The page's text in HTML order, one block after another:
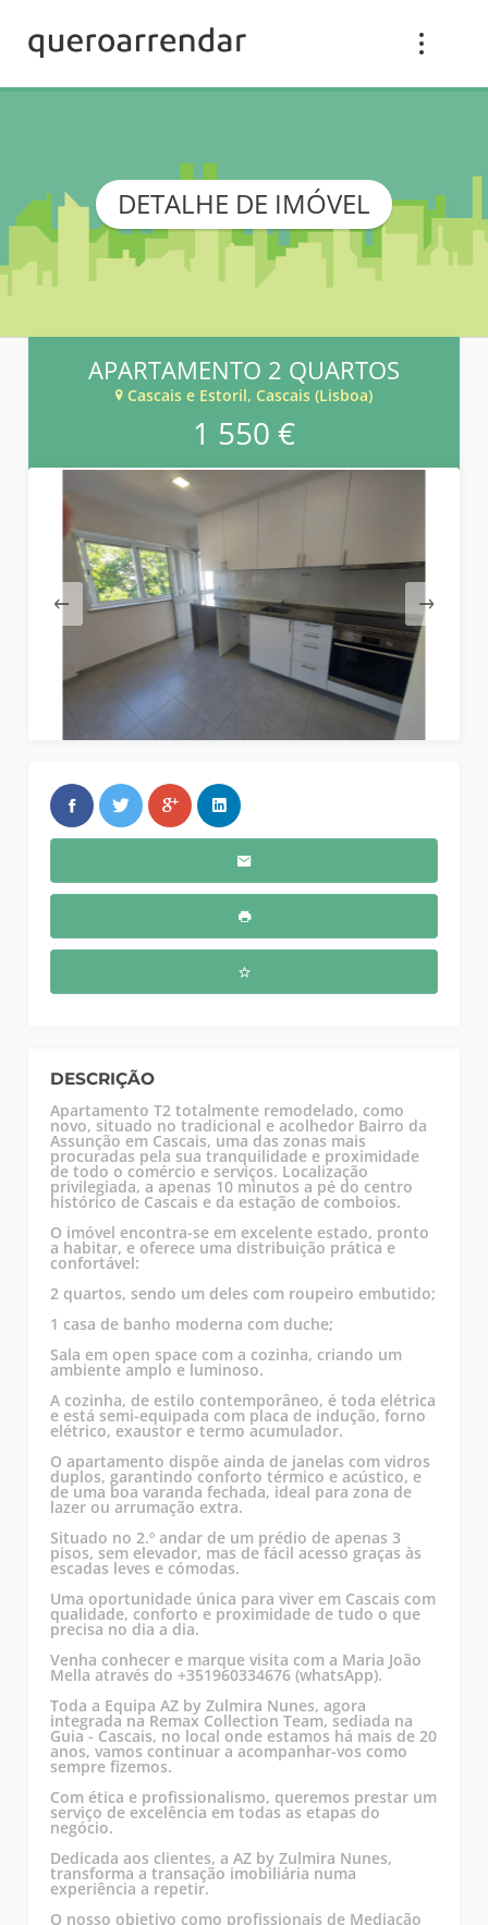
DETALHE DE IMÓVEL
APARTAMENTO 2 QUARTOS
Cascais e Estoril, Cascais (Lisboa)
1 550 €
DESCRIÇÃO
Apartamento T2 totalmente remodelado, como
novo, situado no tradicional e acolhedor Bairro da
Assunção em Cascais, uma das zonas mais
procuradas pela sua tranquilidade e proximidade
de todo o comércio e serviços. Localização
privilegiada, a apenas 10 minutos a pé do centro
histórico de Cascais e da estação de comboios.
O imóvel encontra-se em excelente estado, pronto
a habitar, e oferece uma distribuição prática e
confortável:
2 quartos, sendo um deles com roupeiro embutido;
1 casa de banho moderna com duche;
Sala em open space com a cozinha, criando um
ambiente amplo e luminoso.
A cozinha, de estilo contemporâneo, é toda elétrica
e está semi-equipada com placa de indução, forno
elétrico, exaustor e termo acumulador.
O apartamento dispõe ainda de janelas com vidros
duplos, garantindo conforto térmico e acústico, e
de uma boa varanda fechada, ideal para zona de
lazer ou arrumação extra.
Situado no 2.º andar de um prédio de apenas 3
pisos, sem elevador, mas de fácil acesso graças às
escadas leves e cómodas.
Uma oportunidade única para viver em Cascais com
qualidade, conforto e proximidade de tudo o que
precisa no dia a dia.
Venha conhecer e marque visita com a Maria João
Mella através do +351960334676 (whatsApp).
Toda a Equipa AZ by Zulmira Nunes, agora
integrada na Remax Collection Team, sediada na
Guia - Cascais, no local onde estamos há mais de 20
anos, vamos continuar a acompanhar-vos como
sempre fizemos.
Com ética e profissionalismo, queremos prestar um
serviço de excelência em todas as etapas do
negócio.
Dedicada aos clientes, a AZ by Zulmira Nunes,
transforma a transação imobiliária numa
experiência a repetir.
O nosso objetivo como profissionais de Mediação